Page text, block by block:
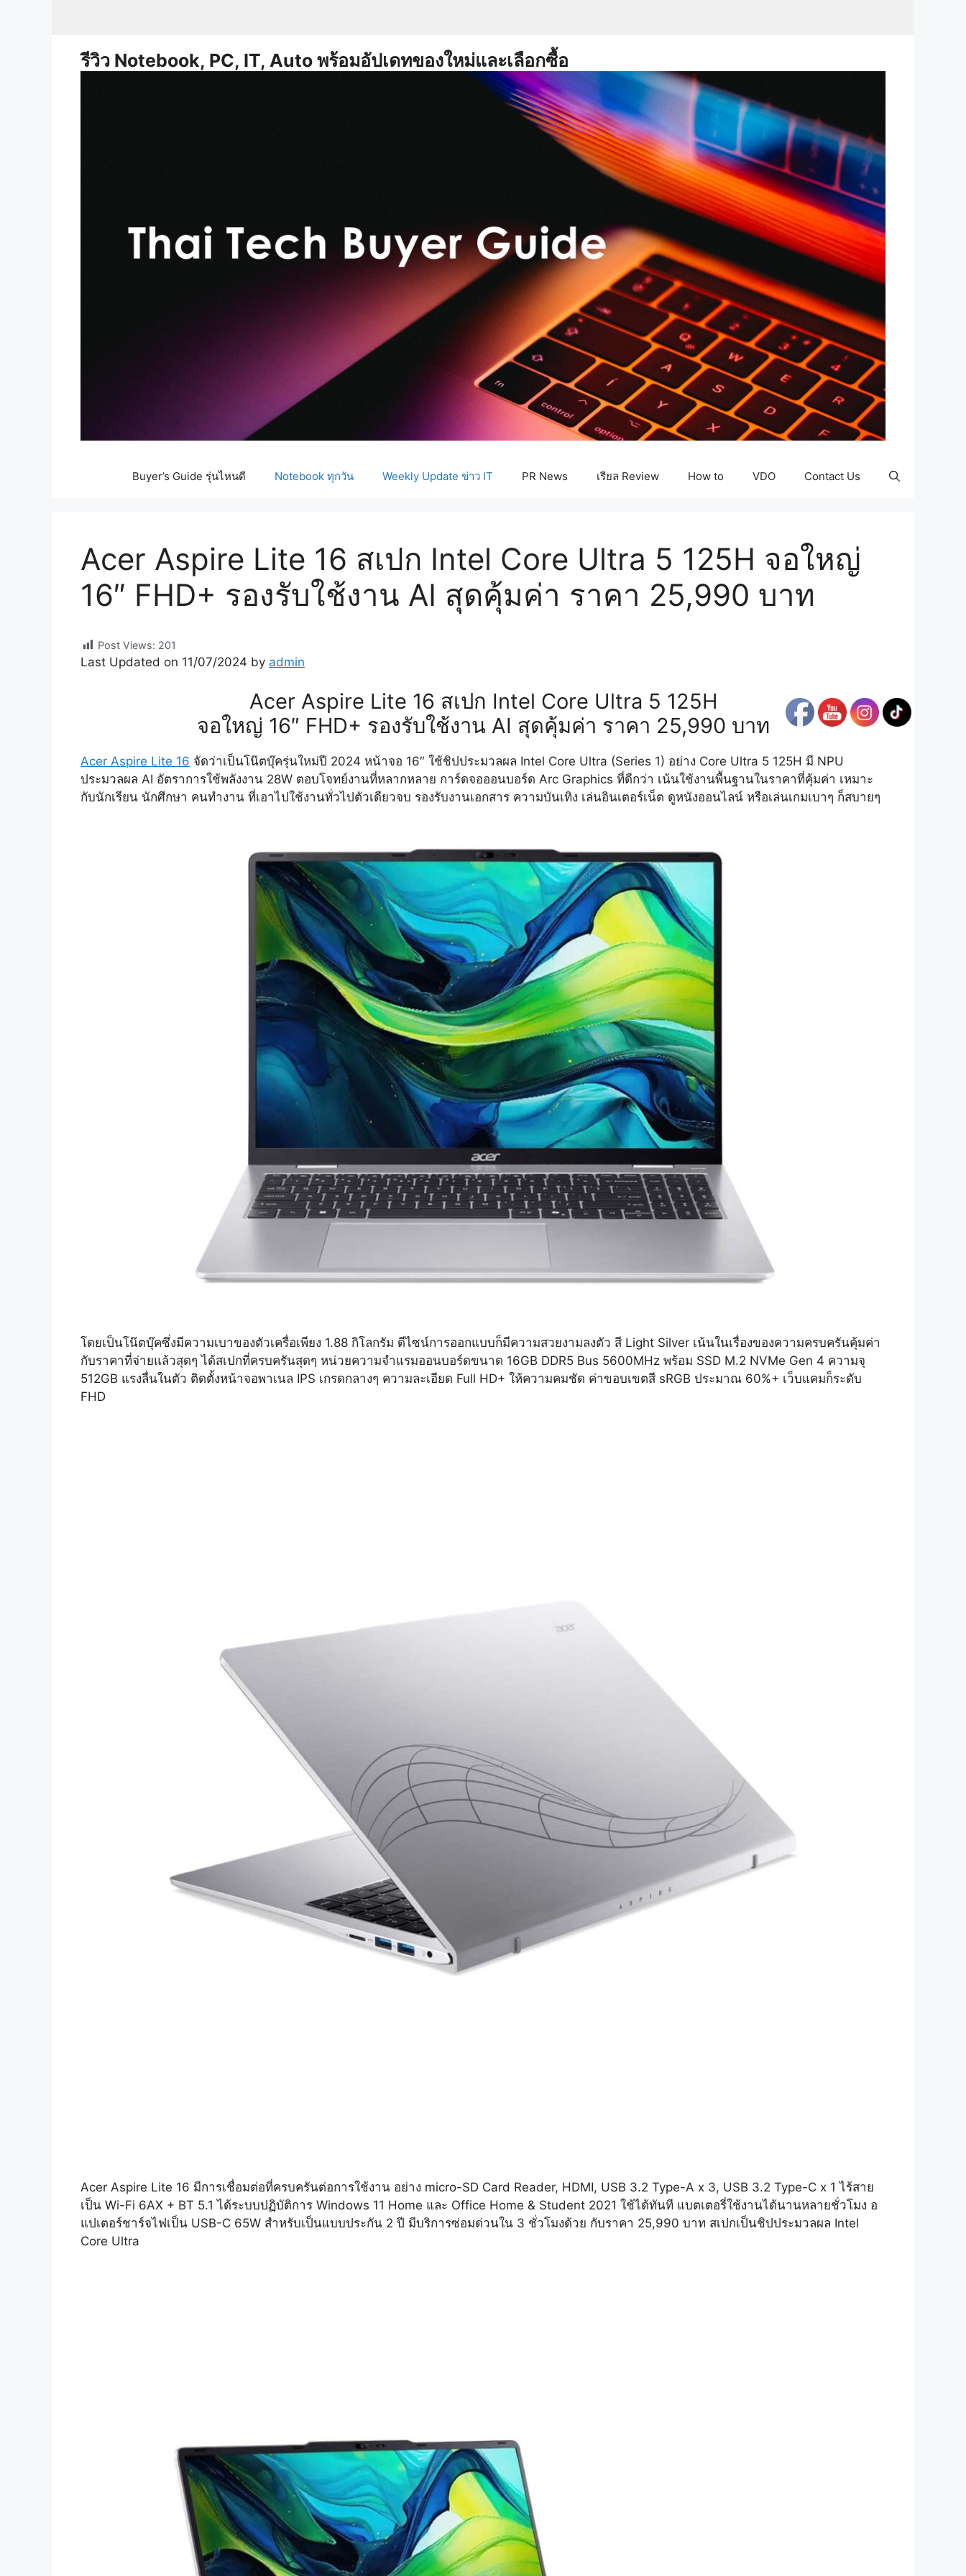
รีวิว Notebook, PC, IT, Auto พร้อมอัปเดทของใหม่และเลือกซื้อ
Buyer’s Guide รุ่นไหนดี Notebook ทุกวัน Weekly Update ข่าว IT PR News เรียล Review How to VDO Contact Us
Acer Aspire Lite 16 สเปก Intel Core Ultra 5 125H จอใหญ่
16″ FHD+ รองรับใช้งาน AI สุดคุ้มค่า ราคา 25,990 บาท
Post Views: 201
Last Updated on 11/07/2024 by admin
Acer Aspire Lite 16 สเปก Intel Core Ultra 5 125H
จอใหญ่ 16″ FHD+ รองรับใช้งาน AI สุดคุ้มค่า ราคา 25,990 บาท
Acer Aspire Lite 16 จัดว่าเป็นโน๊ตบุ๊ครุ่นใหม่ปี 2024 หน้าจอ 16″ ใช้ชิปประมวลผล Intel Core Ultra (Series 1) อย่าง Core Ultra 5 125H มี NPU
ประมวลผล AI อัตราการใช้พลังงาน 28W ตอบโจทย์งานที่หลากหลาย การ์ดจอออนบอร์ด Arc Graphics ที่ดีกว่า เน้นใช้งานพื้นฐานในราคาที่คุ้มค่า เหมาะ
กับนักเรียน นักศึกษา คนทำงาน ที่เอาไปใช้งานทั่วไปตัวเดียวจบ รองรับงานเอกสาร ความบันเทิง เล่นอินเตอร์เน็ต ดูหนังออนไลน์ หรือเล่นเกมเบาๆ ก็สบายๆ
โดยเป็นโน๊ตบุ๊คซึ่งมีความเบาของตัวเครื่อเพียง 1.88 กิโลกรัม ดีไซน์การออกแบบก็มีความสวยงามลงตัว สี Light Silver เน้นในเรื่องของความครบครันคุ้มค่า
กับราคาที่จ่ายแล้วสุดๆ ได้สเปกที่ครบครันสุดๆ หน่วยความจำแรมออนบอร์ดขนาด 16GB DDR5 Bus 5600MHz พร้อม SSD M.2 NVMe Gen 4 ความจุ
512GB แรงลื่นในตัว ติดตั้งหน้าจอพาเนล IPS เกรดกลางๆ ความละเอียด Full HD+ ให้ความคมชัด ค่าขอบเขตสี sRGB ประมาณ 60%+ เว็บแคมก็ระดับ
FHD
Acer Aspire Lite 16 มีการเชื่อมต่อที่ครบครันต่อการใช้งาน อย่าง micro-SD Card Reader, HDMI, USB 3.2 Type-A x 3, USB 3.2 Type-C x 1 ไร้สาย
เป็น Wi-Fi 6AX + BT 5.1 ได้ระบบปฏิบัติการ Windows 11 Home และ Office Home & Student 2021 ใช้ได้ทันที แบตเตอรี่ใช้งานได้นานหลายชั่วโมง อ
แปเตอร์ชาร์จไฟเป็น USB-C 65W สำหรับเป็นแบบประกัน 2 ปี มีบริการซ่อมด่วนใน 3 ชั่วโมงด้วย กับราคา 25,990 บาท สเปกเป็นชิปประมวลผล Intel
Core Ultra